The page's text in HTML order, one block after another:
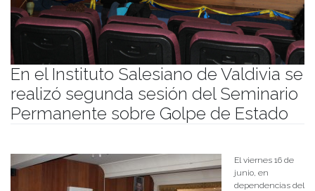
En el Instituto Salesiano de Valdivia se
realizó segunda sesión del Seminario
Permanente sobre Golpe de Estado
El viernes 16 de
junio, en
dependencias del